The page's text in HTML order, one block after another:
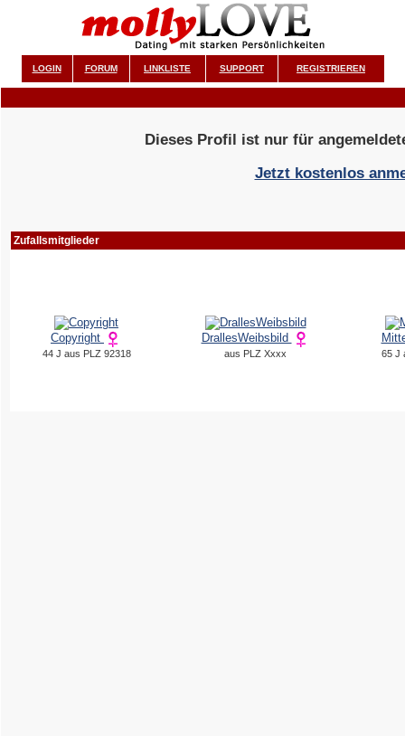
LOGIN FORUM LINKLISTE SUPPORT REGISTRIEREN
Dieses Profil ist nur für
Jetzt kostenlos